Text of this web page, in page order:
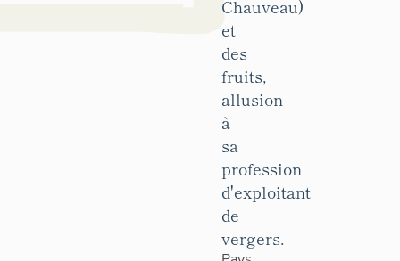
Chauveau)
et
des
fruits,
allusion
à
sa
profession
d'exploitant
de
vergers.